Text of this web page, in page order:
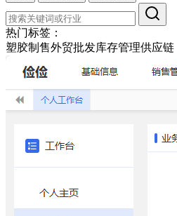
热门标签：
塑胶制售外贸批发库存管理供应链